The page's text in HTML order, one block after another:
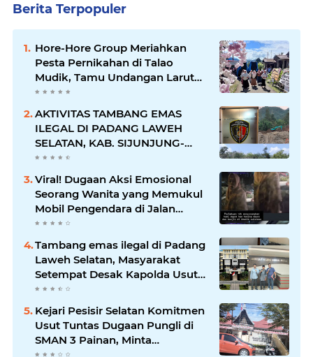
Berita Terpopuler
Hore-Hore Group Meriahkan
Pesta Pernikahan di Talao
Mudik, Tamu Undangan Larut
dalam Suasana Penuh
AKTIVITAS TAMBANG EMAS
ILEGAL DI PADANG LAWEH
SELATAN, KAB. SIJUNJUNG-
SUMBAR SEMAKIN
Viral! Dugaan Aksi Emosional
Seorang Wanita yang Memukul
Mobil Pengendara di Jalan
Khatib Sulaiman
Tambang emas ilegal di Padang
Laweh Selatan, Masyarakat
Setempat Desak Kapolda Usut
Tuntas
Kejari Pesisir Selatan Komitmen
Usut Tuntas Dugaan Pungli di
SMAN 3 Painan, Minta